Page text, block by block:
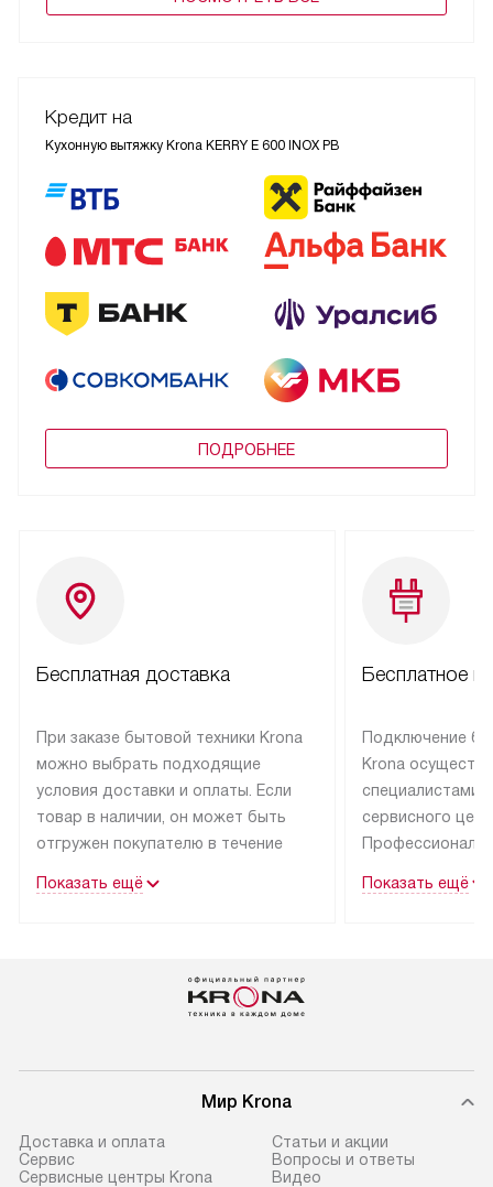
Кредит на
Кухонную вытяжку Krona KERRY E 600 INOX PB
ПОДРОБНЕЕ
Бесплатная доставка
При заказе бытовой техники Krona
можно выбрать подходящие
условия доставки и оплаты. Если
товар в наличии, он может быть
отгружен покупателю в течение
оплачивается дополнительно.
Возможна доставка товаров
Показать ещё
Бесплатное
Подключение
Krona
специалистами
сервисного
эксплуатации
Показать ещё
Мир Krona
Доставка и оплата
Сервис
Сервисные центры Krona
Статьи и акции
Вопросы и ответы
Видео